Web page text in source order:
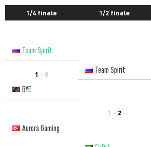
1/4 finale 1/2 finale
Team Spirit
1 - 0
Team Spirit
BYE
1 - 2
Aurora Gaming